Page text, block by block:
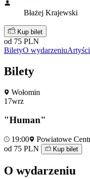
Błażej Krajewski
Kup bilet
od 75 PLN
BiletyO wydarzeniuArtyści
Bilety
Wołomin
17wrz
"Human"
19:00
Powiatowe
od 75 PLN
Kup bilet
O wydarzeniu